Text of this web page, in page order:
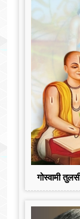
गोस्वामी